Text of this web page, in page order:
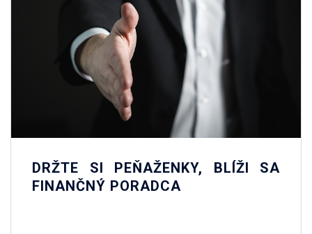
DRŽTE SI PEŇAŽENKY, BLÍŽI SA
FINANČNÝ PORADCA